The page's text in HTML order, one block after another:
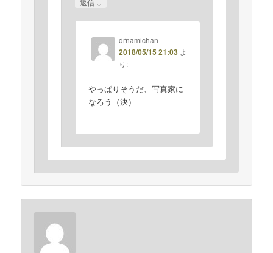
drnamichan
2018/05/15 21:03 よ
り:
やっぱりそうだ、写真家に
なろう（決）